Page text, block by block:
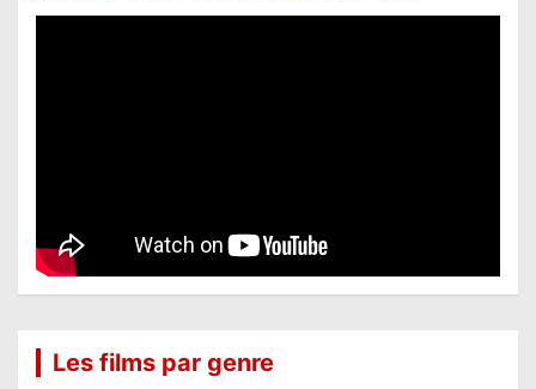
Les films par genre